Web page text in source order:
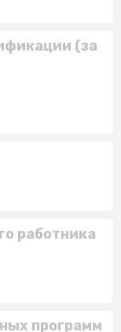
(за
работника
программ